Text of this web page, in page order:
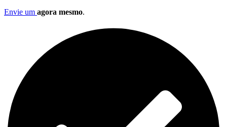
Envie um agora mesmo.